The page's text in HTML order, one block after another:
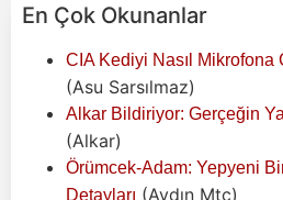
En Çok Okunanlar
CIA Kediyi Nasıl
(Asu Sarsılmaz)
Alkar Bildiriyor: Gerçeğin
(Alkar)
Örümcek-Adam: Yepyeni
Detayları (Aydın Mtc)